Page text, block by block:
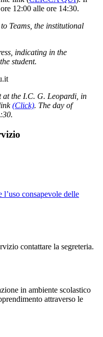
12:00 alle ore 14:30.
Teams, the institutional
indicating in the
student.
at the I.C. G. Leopardi, in
(Click). The day of
consapevole delle
contattare la segreteria.
in ambiente scolastico
attraverso le